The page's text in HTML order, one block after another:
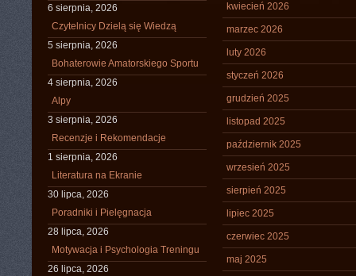
6 sierpnia, 2026
Czytelnicy Dzielą się Wiedzą
5 sierpnia, 2026
Bohaterowie Amatorskiego Sportu
4 sierpnia, 2026
Alpy
3 sierpnia, 2026
Recenzje i Rekomendacje
1 sierpnia, 2026
Literatura na Ekranie
30 lipca, 2026
Poradniki i Pielęgnacja
28 lipca, 2026
Motywacja i Psychologia Treningu
26 lipca, 2026
kwiecień 2026
marzec 2026
luty 2026
styczeń 2026
grudzień 2025
listopad 2025
październik 2025
wrzesień 2025
sierpień 2025
lipiec 2025
czerwiec 2025
maj 2025